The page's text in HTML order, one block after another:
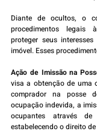
Diante de ocultos, o
procedimentos
proteger seus
imóvel. Esses
Ação de Imissão na
visa a obtenção de uma
comprador na posse
ocupação indevida, a
ocupantes através
estabelecendo o direito